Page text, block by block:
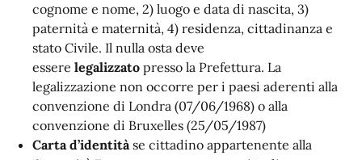
cognome e nome, 2) luogo e data di nascita, 3)
paternità e maternità, 4) residenza, cittadinanza e
stato Civile. Il nulla osta deve
essere legalizzato presso la Prefettura. La
legalizzazione non occorre per i paesi aderenti alla
convenzione di Londra (07/06/1968) o alla
convenzione di Bruxelles (25/05/1987)
Carta d’identitàse cittadino appartenente alla